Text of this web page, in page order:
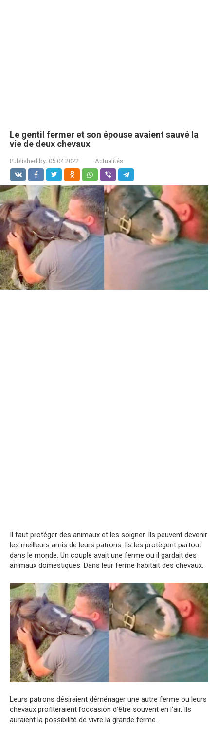
Le gentil fermer et son épouse avaient sauvé la
vie de deux chevaux
Published by: 05.04.2022 Actualités
Il faut protéger des animaux et les soigner. Ils peuvent devenir
les meilleurs amis de leurs patrons. Ils les protègent partout
dans le monde. Un couple avait une ferme ou il gardait des
animaux domestiques. Dans leur ferme habitait des chevaux.
Leurs patrons désiraient déménager une autre ferme ou leurs
chevaux profiteraient l’occasion d’être souvent en l’air. Ils
auraient la possibilité de vivre la grande ferme.